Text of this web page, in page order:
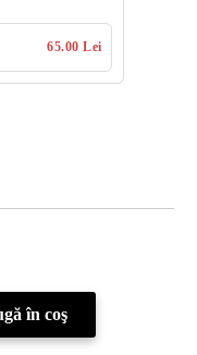
65.00 Lei